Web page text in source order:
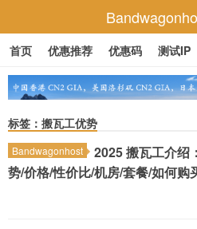
首页 优惠推荐 优惠码 测试IP
标签：搬瓦工优势
Bandwagonhost
2025 搬瓦工介绍
势/价格/性价比/机房/套餐/如何购